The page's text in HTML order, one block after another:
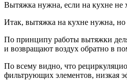
Вытяжка нужна, если на кухне не
Итак, вытяжка на кухне нужна,
По принципу работы вытяжки
и возвращают воздух обратно в
По всему видно, что
фильтрующих элементов, низкая